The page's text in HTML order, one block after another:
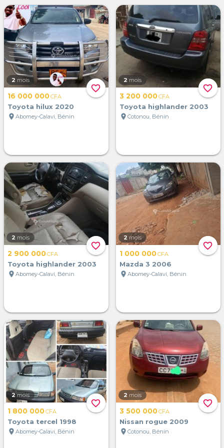
favorite_border
2 mois
16 000 000CFA
Toyota hilux 2020
location_on Abomey-Calavi, Bénin
favorite_border
2 mois
3 200 000CFA
Toyota highlander 2003
location_on Cotonou, Bénin
favorite_border
2 mois
2 900 000CFA
Toyota highlander 2003
location_on Abomey-Calavi, Bénin
favorite_border
2 mois
1 000 000CFA
Mazda 3 2006
location_on Abomey-Calavi, Bénin
favorite_border
2 mois
1 800 000CFA
Toyota tercel 1998
location_on Abomey-Calavi, Bénin
favorite_border
2 mois
3 500 000CFA
Nissan rogue 2009
location_on Cotonou, Bénin